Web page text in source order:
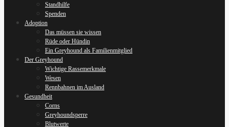
Standhilfe
Spenden
Adoption
Das müssen sie wissen
Rüde oder Hündin
Ein Greyhound als Familienmitglied
Der Greyhound
Wichtige Rassemerkmale
Wesen
Rennbahnen im Ausland
Gesundheit
Corns
Greyhoundsperre
Blutwerte